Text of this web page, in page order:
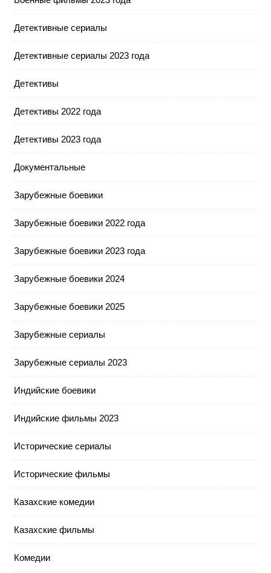
Детективные сериалы
Детективные сериалы 2023 года
Детективы
Детективы 2022 года
Детективы 2023 года
Документальные
Зарубежные боевики
Зарубежные боевики 2022 года
Зарубежные боевики 2023 года
Зарубежные боевики 2024
Зарубежные боевики 2025
Зарубежные сериалы
Зарубежные сериалы 2023
Индийские боевики
Индийские фильмы 2023
Исторические сериалы
Исторические фильмы
Казахские комедии
Казахские фильмы
Комедии